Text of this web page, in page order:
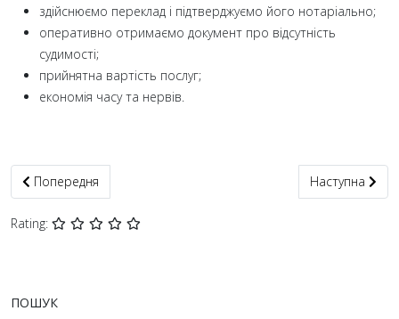
здійснюємо переклад і підтверджуємо його нотаріально;
оперативно отримаємо документ про відсутність
судимості;
прийнятна вартість послуг;
економія часу та нервів.
Попередня стаття: Апостиль на документи Сокаль ✅
Попередня Наступна
Наступна
Rating:
ПОШУК